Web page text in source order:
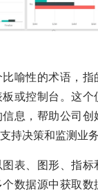
喻性的术语，指
或控制台。这个
息，帮助公司创
持决策和监测业务
表、图形、指标
数据源中获取数